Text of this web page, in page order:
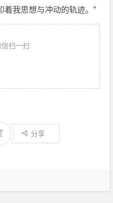
着我思想与冲动的轨迹。”
扫一扫
分享